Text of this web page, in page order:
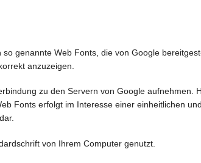
genannte Web Fonts, die von Google
anzuzeigen.
zu den Servern von Google
Fonts erfolgt im Interesse einer einheitlichen
von Ihrem Computer genutzt.